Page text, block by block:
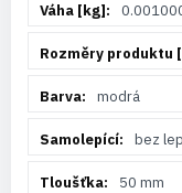
modrá
bez
50 mm